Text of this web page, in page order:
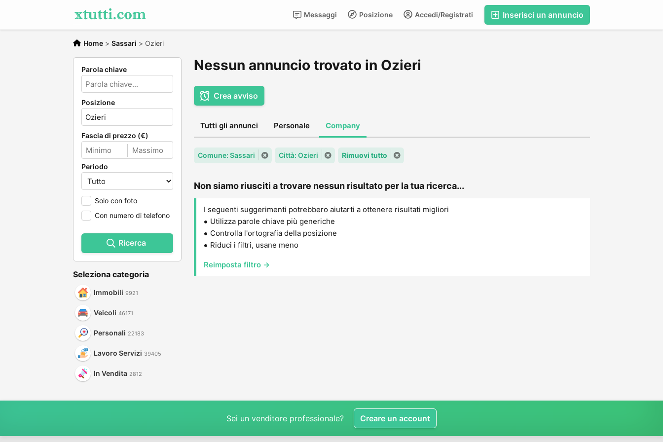
Inserisci un annuncio
Accedi/Registrati
Posizione
Messaggi
Home > Sassari > Ozieri
Parola chiave
Posizione
Fascia di prezzo (€)
Periodo
Solo con foto
Con numero di telefono
Ricerca
Seleziona categoria
Immobili 9921
Veicoli 46171
Personali 22183
Lavoro Servizi 39405
In Vendita 2812
Nessun annuncio trovato in Ozieri
Crea avviso
Tutti gli annunci Personale Company
Comune: Sassari Città: Ozieri Rimuovi tutto
Non siamo riusciti a trovare nessun risultato per la tua ricerca...
I seguenti suggerimenti potrebbero aiutarti a ottenere risultati migliori
Utilizza parole chiave più generiche
Controlla l'ortografia della posizione
Riduci i filtri, usane meno
Reimposta filtro →
Sei un venditore professionale? Creare un account